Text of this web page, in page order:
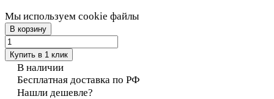
Мы используем cookie файлы
В корзину
Купить в 1 клик
В наличии
Бесплатная доставка по РФ
Нашли дешевле?